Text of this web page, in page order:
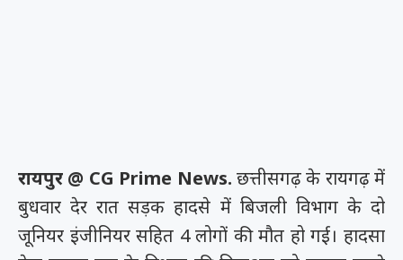
रायपुर @ CG Prime News. छत्तीसगढ़ के रायगढ़ में
बुधवार देर रात सड़क हादसे में बिजली विभाग के दो
जूनियर इंजीनियर सहित 4 लोगों की मौत हो गई। हादसा